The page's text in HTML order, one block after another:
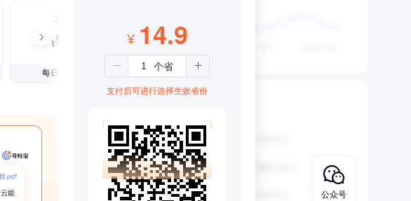
3个月
¥99
每日仅1.08元
¥ 14.9
支付后可进行选择生效省份
公众号